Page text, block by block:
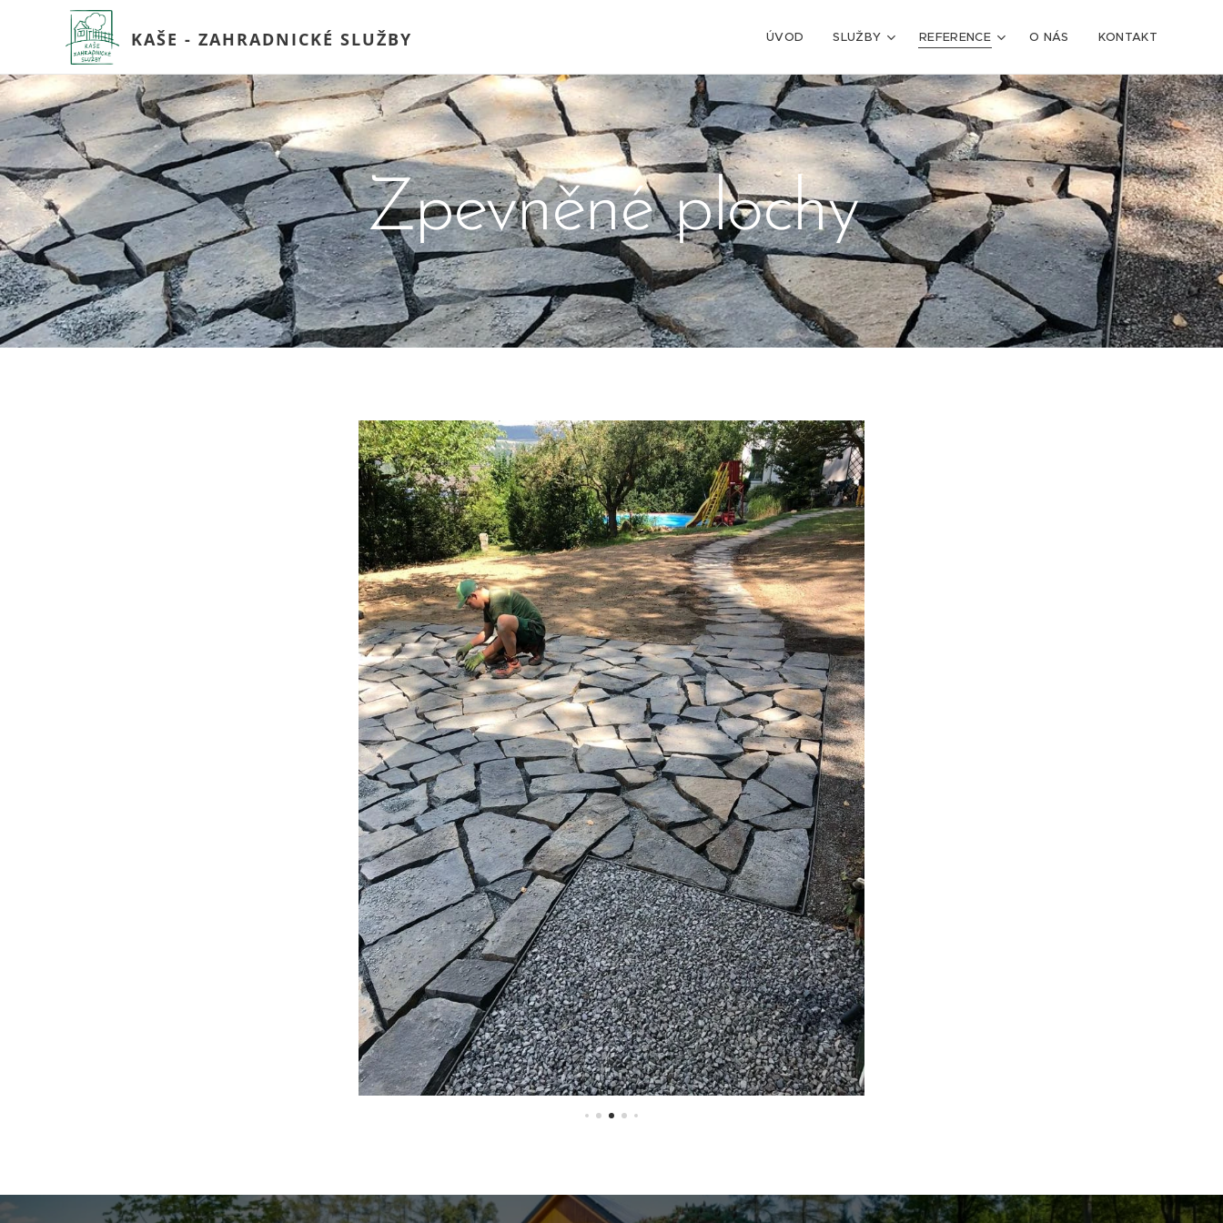
KAŠE - ZAHRADNICKÉ SLUŽBY ÚVOD SLUŽBY REFERENCE O NÁS KONTAKT
Zpevněné plochy